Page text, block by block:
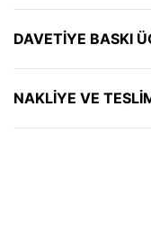
DAVETIYE BASKI
NAKLIYE VE